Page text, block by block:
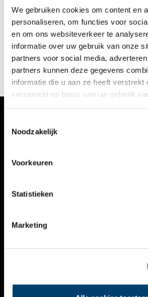
We gebruiken cookies om content en
personaliseren, om functies voor
en om ons websiteverkeer te
informatie over uw gebruik van onze
partners voor social media,
partners kunnen deze gegevens
informatie die u aan ze heeft verstrekt
verzameld op basis van uw gebruik
Noodzakelijk
Voorkeuren
Statistieken
Marketing
Elke maand presenteert Huis van Hilde, het
archeologiecentrum van de provincie
vondst van de maand. Daar krijgen deze
bodemvondsten een eigen vitrine, op
worden ze met een verhaal in het zonnetje
staan de opgravingen in Wijk aan Zee
VERHALEN
KALENDER
THEMA’S
VIDEO’S
CONTACT